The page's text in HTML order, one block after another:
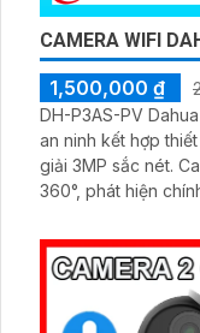
CAMERA WIFI
1,500,000 ₫
DH-P3AS-PV
an ninh kết hợp
giải 3MP sắc nét. Camera nổi bật với khả năng quay xoay
360°, phát hiện